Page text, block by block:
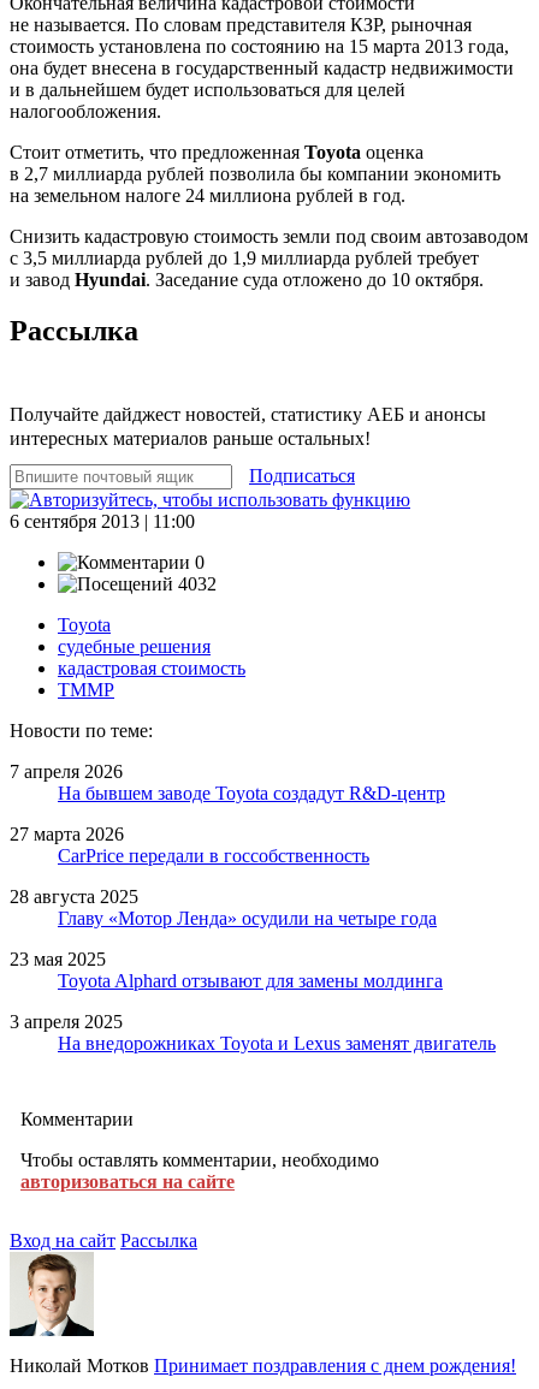
не называется. По словам представителя КЗР, рыночная
стоимость установлена по состоянию на 15 марта 2013 года,
она будет внесена в государственный кадастр недвижимости
и в дальнейшем будет использоваться для целей
налогообложения.
Стоит отметить, что предложенная Toyota оценка
в 2,7 миллиарда рублей позволила бы компании экономить
на земельном налоге 24 миллиона рублей в год.
Снизить кадастровую стоимость земли под своим автозаводом
с 3,5 миллиарда рублей до 1,9 миллиарда рублей требует
и завод Hyundai. Заседание суда отложено до 10 октября.
Рассылка
Получайте дайджест новостей, статистику АЕБ и анонсы
интересных материалов раньше остальных!
Подписаться
6 сентября 2013 | 11:00
0
4032
Toyota
судебные решения
кадастровая стоимость
ТММР
Новости по теме:
7 апреля 2026
На бывшем заводе Toyota создадут R&D-центр
27 марта 2026
CarPrice передали в госсобственность
28 августа 2025
Главу «Мотор Ленда» осудили на четыре года
23 мая 2025
Toyota Alphard отзывают для замены молдинга
3 апреля 2025
На внедорожниках Toyota и Lexus заменят двигатель
Комментарии
Чтобы оставлять комментарии, необходимо
авторизоваться на сайте
Вход на сайт Рассылка
Николай Мотков Принимает поздравления с днем рождения!